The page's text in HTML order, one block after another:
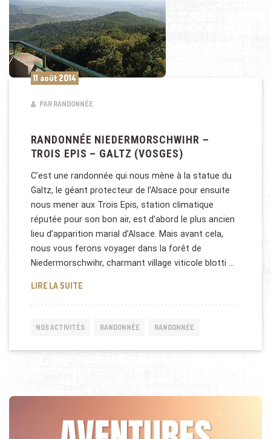
11 août 2014
PAR RANDONNÉE
RANDONNÉE NIEDERMORSCHWIHR –
TROIS EPIS – GALTZ (VOSGES)
C’est une randonnée qui nous mène à la statue du
Galtz, le géant protecteur de l’Alsace pour ensuite
nous mener aux Trois Epis, station climatique
réputée pour son bon air, est d’abord le plus ancien
lieu d’apparition marial d’Alsace. Mais avant cela,
nous vous ferons voyager dans la forêt de
Niedermorschwihr, charmant village viticole blotti …
LIRE LA SUITERANDONNÉE NIEDERMORSCHWIHR – TROIS EPIS –
NOS ACTIVITÉS RANDONNÉE RANDONNÉE